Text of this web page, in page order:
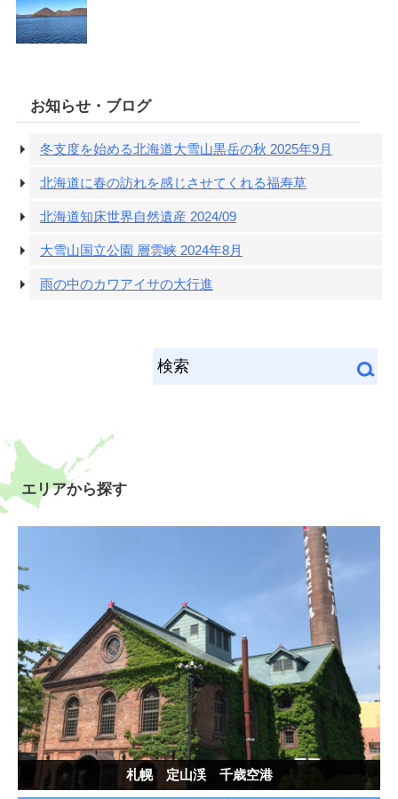
お知らせ・ブログ
冬支度を始める北海道大雪山黒岳の秋 2025年9月
北海道に春の訪れを感じさせてくれる福寿草
北海道知床世界自然遺産 2024/09
大雪山国立公園 層雲峡 2024年8月
雨の中のカワアイサの大行進
エリアから探す
札幌 定山渓 千歳空港